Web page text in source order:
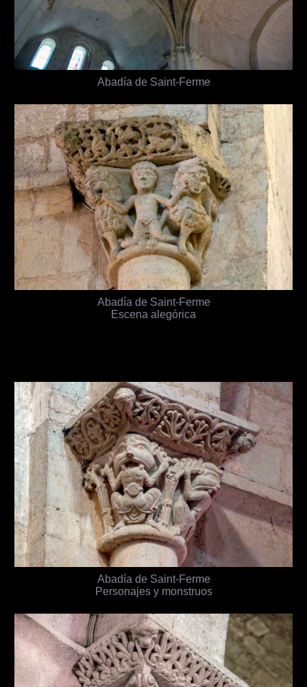
Abadía de Saint-Ferme
Abadía de Saint-Ferme
Escena alegórica
Abadía de Saint-Ferme
Personajes y monstruos